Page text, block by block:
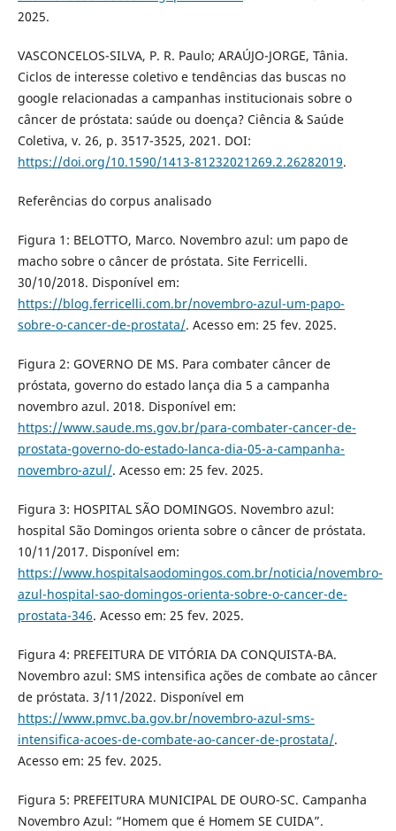
2025.
VASCONCELOS-SILVA, P. R. Paulo; ARAÚJO-JORGE, Tânia.
Ciclos de interesse coletivo e tendências das buscas no
google relacionadas a campanhas institucionais sobre o
câncer de próstata: saúde ou doença? Ciência & Saúde
Coletiva, v. 26, p. 3517-3525, 2021. DOI:
https://doi.org/10.1590/1413-81232021269.2.26282019.
Referências do corpus analisado
Figura 1: BELOTTO, Marco. Novembro azul: um papo de
macho sobre o câncer de próstata. Site Ferricelli.
30/10/2018. Disponível em:
https://blog.ferricelli.com.br/novembro-azul-um-papo-
sobre-o-cancer-de-prostata/. Acesso em: 25 fev. 2025.
Figura 2: GOVERNO DE MS. Para combater câncer de
próstata, governo do estado lança dia 5 a campanha
novembro azul. 2018. Disponível em:
https://www.saude.ms.gov.br/para-combater-cancer-de-
prostata-governo-do-estado-lanca-dia-05-a-campanha-
novembro-azul/. Acesso em: 25 fev. 2025.
Figura 3: HOSPITAL SÃO DOMINGOS. Novembro azul:
hospital São Domingos orienta sobre o câncer de próstata.
10/11/2017. Disponível em:
https://www.hospitalsaodomingos.com.br/noticia/novembro-
azul-hospital-sao-domingos-orienta-sobre-o-cancer-de-
prostata-346. Acesso em: 25 fev. 2025.
Figura 4: PREFEITURA DE VITÓRIA DA CONQUISTA-BA.
Novembro azul: SMS intensifica ações de combate ao câncer
de próstata. 3/11/2022. Disponível em
https://www.pmvc.ba.gov.br/novembro-azul-sms-
intensifica-acoes-de-combate-ao-cancer-de-prostata/.
Acesso em: 25 fev. 2025.
Figura 5: PREFEITURA MUNICIPAL DE OURO-SC. Campanha
Novembro Azul: “Homem que é Homem SE CUIDA”.